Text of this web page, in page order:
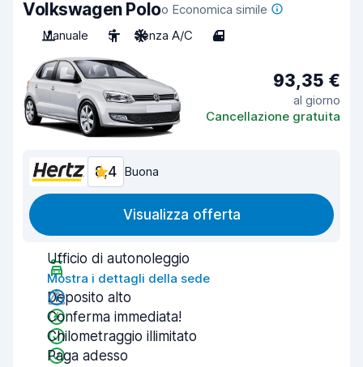
Volkswagen Poloo Economica simile
Manuale
5 Senza A/C 4
93,35 €
al giorno
Cancellazione gratuita
8,4 Buona
Visualizza offerta
Ufficio di autonoleggio
Mostra i dettagli della sede
Deposito alto
Conferma immediata!
Chilometraggio illimitato
Paga adesso